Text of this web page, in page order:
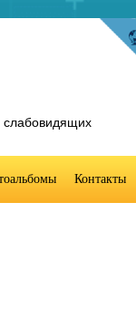
слабовидящих
Контакты